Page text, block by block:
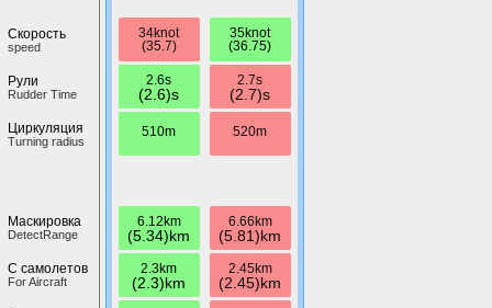
Скорость
speed
Рули
Rudder Time
Циркуляция
Turning radius
Маскировка
DetectRange
С самолетов
For Aircraft
34knot
(35.7)
2.6s
(2.6)s
510m
6.12km
(5.34)km
2.3km
(2.3)km
35knot
(36.75)
2.7s
(2.7)s
520m
6.66km
(5.81)km
2.45km
(2.45)km